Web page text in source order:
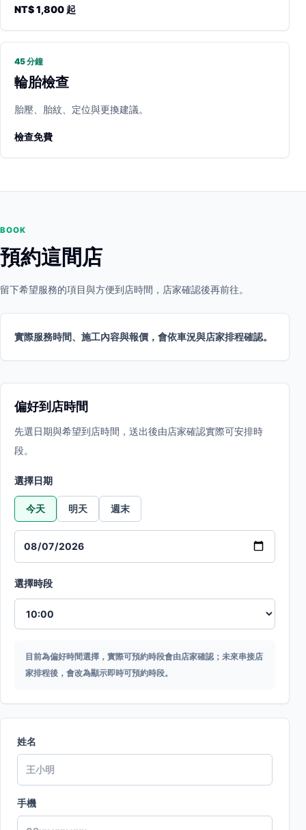
NT$ 1,800 起
45 分鐘
輪胎檢查
胎壓、胎紋、定位與更換建議。
檢查免費
BOOK
預約這間店
留下希望服務的項目與方便到店時間，店家確認後再前往。
實際服務時間、施工內容與報價，會依車況與店家排程確認。
偏好到店時間
先選日期與希望到店時間，送出後由店家確認實際可安排時
段。
選擇日期
今天 明天 週末
選擇時段
目前為偏好時間選擇，實際可預約時段會由店家確認；未來串接店
家排程後，會改為顯示即時可預約時段。
姓名
手機